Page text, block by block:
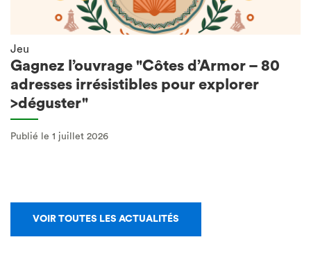
Jeu
Gagnez l’ouvrage "Côtes d’Armor – 80
adresses irrésistibles pour explorer
>déguster"
Publié le 1 juillet 2026
VOIR TOUTES LES ACTUALITÉS